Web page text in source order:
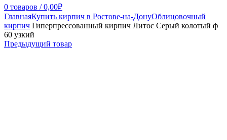
0 товаров / 0,00₽
ГлавнаяКупить кирпич в Ростове-на-ДонуОблицовочный
кирпич Гиперпрессованный кирпич Литос Серый колотый ф
60 узкий
Предыдущий товар